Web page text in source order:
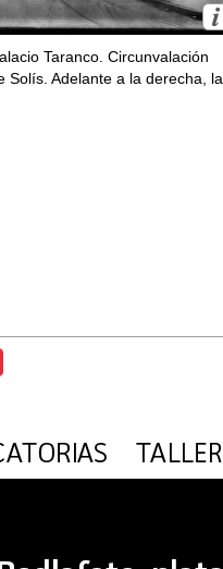
Taranco. Circunvalación
Solís. Adelante a la derecha, la